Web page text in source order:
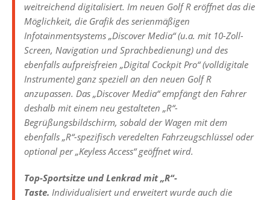
weitreichend digitalisiert. Im neuen Golf R eröffnet das die
Möglichkeit, die Grafik des serienmäßigen
Infotainmentsystems „Discover Media“ (u.a. mit 10-Zoll-
Screen, Navigation und Sprachbedienung) und des
ebenfalls aufpreisfreien „Digital Cockpit Pro“ (volldigitale
Instrumente) ganz speziell an den neuen Golf R
anzupassen. Das „Discover Media“ empfängt den Fahrer
deshalb mit einem neu gestalteten „R“-
Begrüßungsbildschirm, sobald der Wagen mit dem
ebenfalls „R“-spezifisch veredelten Fahrzeugschlüssel oder
optional per „Keyless Access“ geöffnet wird.
Top-Sportsitze und Lenkrad mit „R“-
Taste. Individualisiert und erweitert wurde auch die